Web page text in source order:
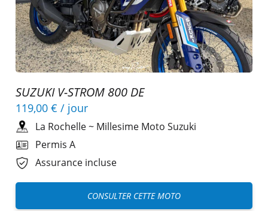
SUZUKI V-STROM 800 DE
119,00 € / jour
La Rochelle~ Millesime Moto Suzuki
Permis A
Assurance incluse
CONSULTER CETTE MOTO